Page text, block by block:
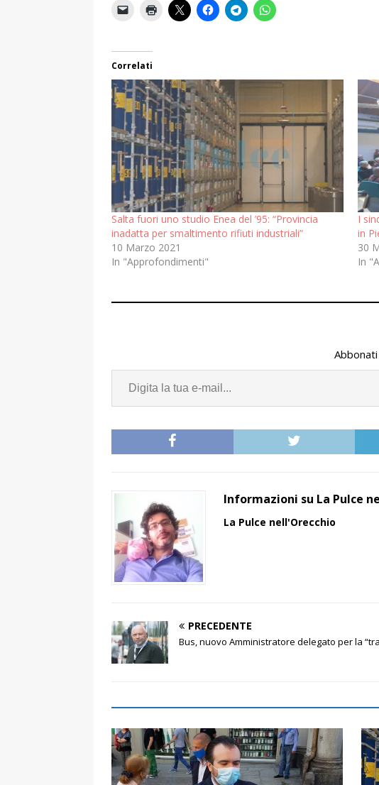
Correlati
Salta fuori uno studio Enea del ’95: “Provincia
inadatta per smaltimento rifiuti industriali”
10 Marzo 2021
In "Approfondimenti"
I
in
30
In
Informazioni su La Pulce
La Pulce nell'Orecchio
PRECEDENTE
Bus, nuovo Amministratore delegato per la